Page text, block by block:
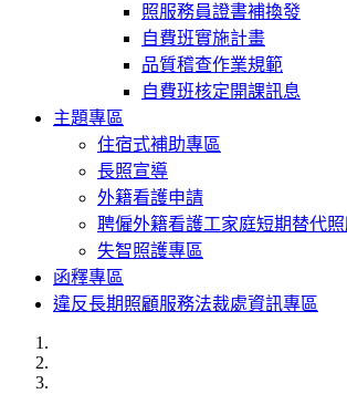
照服務員證書補換發
自費班實施計畫
品質稽查作業規範
自費班核定開課訊息
主題專區
住宿式補助專區
長照宣導
外籍看護申請
聘僱外籍看護工家庭短期替代
失智照護專區
函釋專區
違反長期照顧服務法裁處資訊專區